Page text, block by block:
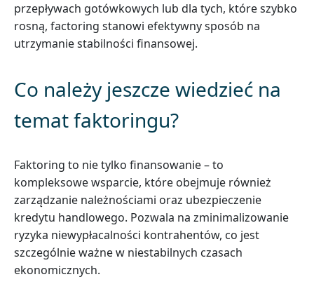
przepływach gotówkowych lub dla tych, które szybko
rosną, factoring stanowi efektywny sposób na
utrzymanie stabilności finansowej.
Co należy jeszcze wiedzieć na
temat faktoringu?
Faktoring to nie tylko finansowanie – to
kompleksowe wsparcie, które obejmuje również
zarządzanie należnościami oraz ubezpieczenie
kredytu handlowego. Pozwala na zminimalizowanie
ryzyka niewypłacalności kontrahentów, co jest
szczególnie ważne w niestabilnych czasach
ekonomicznych.